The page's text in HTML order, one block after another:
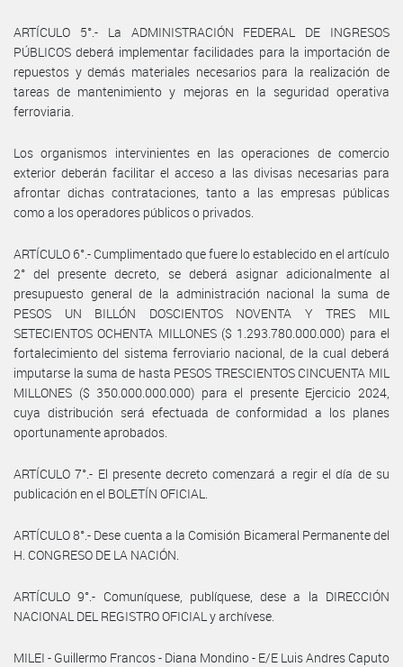
ARTÍCULO 5°.- La ADMINISTRACIÓN FEDERAL DE INGRESOS
PÚBLICOS deberá implementar facilidades para la importación de
repuestos y demás materiales necesarios para la realización de
tareas de mantenimiento y mejoras en la seguridad operativa
ferroviaria.
Los organismos intervinientes en las operaciones de comercio
exterior deberán facilitar el acceso a las divisas necesarias para
afrontar dichas contrataciones, tanto a las empresas públicas
como a los operadores públicos o privados.
ARTÍCULO 6°.- Cumplimentado que fuere lo establecido en el artículo
2° del presente decreto, se deberá asignar adicionalmente al
presupuesto general de la administración nacional la suma de
PESOS UN BILLÓN DOSCIENTOS NOVENTA Y TRES MIL
SETECIENTOS OCHENTA MILLONES ($ 1.293.780.000.000) para el
fortalecimiento del sistema ferroviario nacional, de la cual deberá
imputarse la suma de hasta PESOS TRESCIENTOS CINCUENTA MIL
MILLONES ($ 350.000.000.000) para el presente Ejercicio 2024,
cuya distribución será efectuada de conformidad a los planes
oportunamente aprobados.
ARTÍCULO 7°.- El presente decreto comenzará a regir el día de su
publicación en el BOLETÍN OFICIAL.
ARTÍCULO 8°.- Dese cuenta a la Comisión Bicameral Permanente del
H. CONGRESO DE LA NACIÓN.
ARTÍCULO 9°.- Comuníquese, publíquese, dese a la DIRECCIÓN
NACIONAL DEL REGISTRO OFICIAL y archívese.
MILEI - Guillermo Francos - Diana Mondino - E/E Luis Andres Caputo